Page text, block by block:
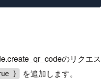
のリクエス
}
を追加します。